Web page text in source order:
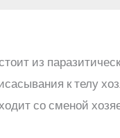
из
к телу
со сменой